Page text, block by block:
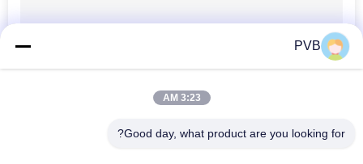
بوش برنزی متخلخل
PVB
3:23 AM
Good day, what product are you looking for?